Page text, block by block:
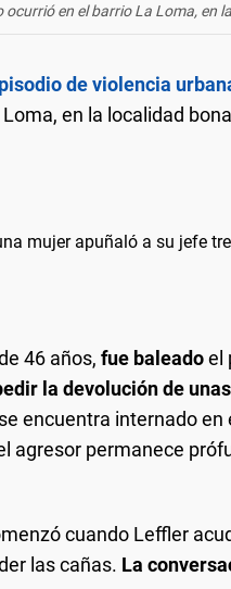
ocurrió en el barrio La Loma, en
de violencia
en la localidad
mujer apuñaló a su jefe
46 años, fue baleadoel
la devolución de
encuentra internado en
agresor permanece
cuando Leffler
las cañas. La